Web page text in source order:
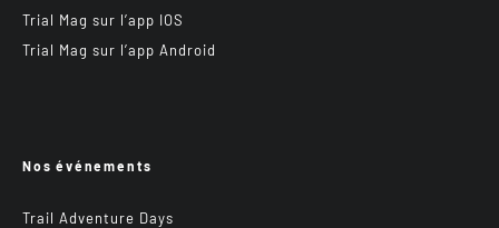
Trial Mag sur l’app IOS
Trial Mag sur l’app Android
Nos événements
Trail Adventure Days